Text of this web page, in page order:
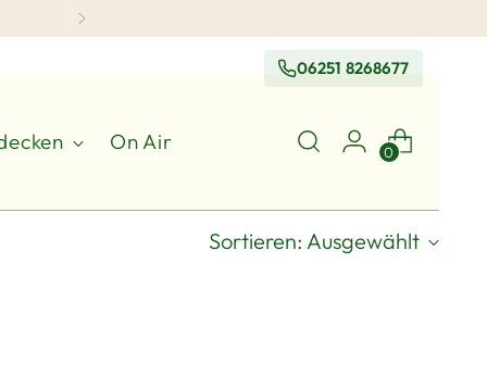
06251 8268677
On Air 0
Sortieren: Ausgewählt